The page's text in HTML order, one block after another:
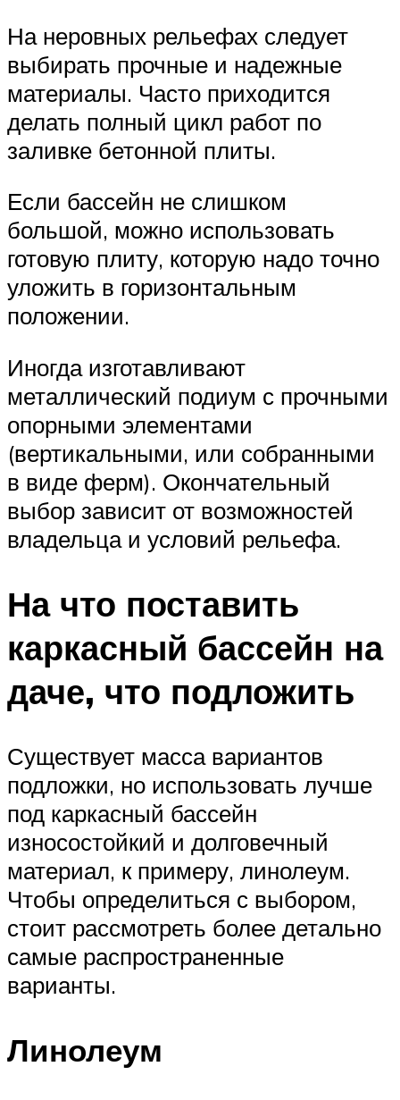
На неровных рельефах следует
выбирать прочные и надежные
материалы. Часто приходится
делать полный цикл работ по
заливке бетонной плиты.
Если бассейн не слишком
большой, можно использовать
готовую плиту, которую надо точно
уложить в горизонтальным
положении.
Иногда изготавливают
металлический подиум с прочными
опорными элементами
(вертикальными, или собранными
в виде ферм). Окончательный
выбор зависит от возможностей
владельца и условий рельефа.
На что поставить
каркасный бассейн на
даче, что подложить
Существует масса вариантов
подложки, но использовать лучше
под каркасный бассейн
износостойкий и долговечный
материал, к примеру, линолеум.
Чтобы определиться с выбором,
стоит рассмотреть более детально
самые распространенные
варианты.
Линолеум